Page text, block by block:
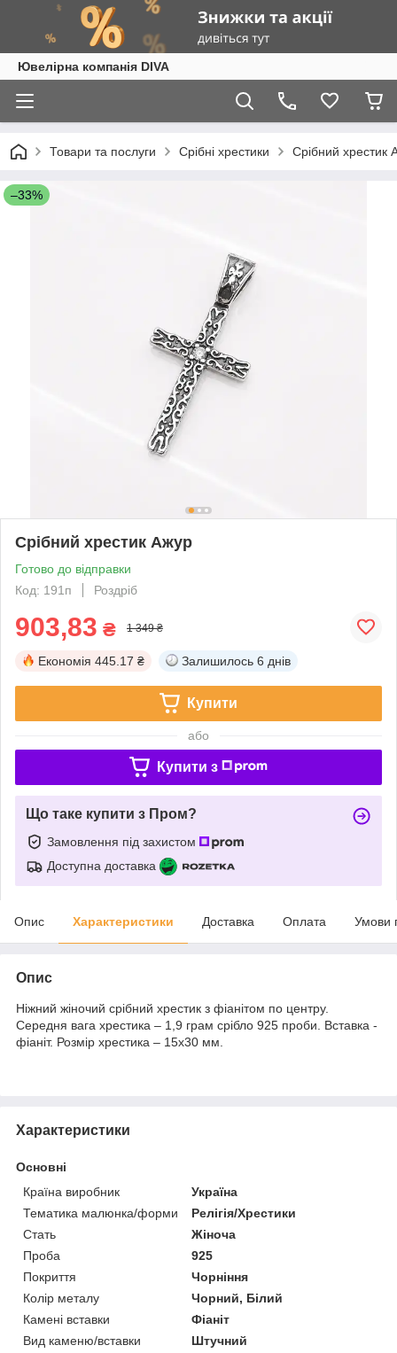
Ювелірна компанія DIVA
Товари та послуги Срібні хрестики Срібний хрестик
–33%
Срібний хрестик Ажур
Готово до відправки
Код: 191п
Роздріб
903,83 ₴ 1 349 ₴
Економія 445.17 ₴ Залишилось 6 днів
Купити
або
Купити з
Що таке купити з Пром?
Замовлення під захистом
Доступна доставка
Опис Характеристики Доставка Оплата Умови
Опис
Ніжний жіночий срібний хрестик з фіанітом по центру.
Середня вага хрестика – 1,9 грам срібло 925 проби. Вставка -
фіаніт. Розмір хрестика – 15х30 мм.
Характеристики
Основні
Країна виробник
Україна
Тематика малюнка/форми
Релігія/Хрестики
Стать
Жіноча
Проба
925
Покриття
Чорніння
Колір металу
Чорний, Білий
Камені вставки
Фіаніт
Вид каменю/вставки
Штучний